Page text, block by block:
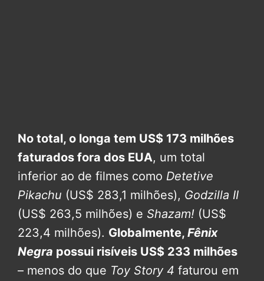
No total, o longa tem US$ 173 milhões
faturados fora dos EUA, um total
inferior ao de filmes como Detetive
Pikachu (US$ 283,1 milhões), Godzilla II
(US$ 263,5 milhões) e Shazam! (US$
223,4 milhões). Globalmente, Fênix
Negra possui risíveis US$ 233 milhões
– menos do que Toy Story 4 faturou em